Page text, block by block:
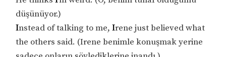
düşünüyor.)
Instead of talking to me,Irene just believed what
the others said. (Irene benimle konuşmak yerine